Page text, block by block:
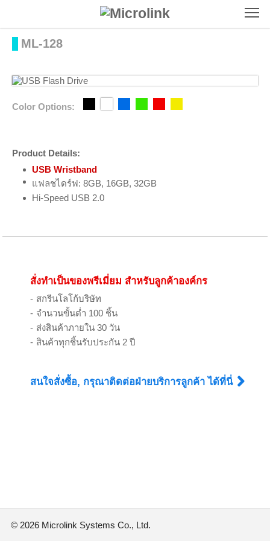
ML-128
Color Options:
Product Details:
USB Wristband
แฟลชไดร์ฟ: 8GB, 16GB, 32GB
Hi-Speed USB 2.0
สั่งทำเป็นของพรีเมี่ยม สำหรับลูกค้าองค์กร
สกรีนโลโก้บริษัท
จำนวนขั้นต่ำ 100 ชิ้น
ส่งสินค้าภายใน 30 วัน
สินค้าทุกชิ้นรับประกัน 2 ปี
สนใจสั่งซื้อ, กรุณาติดต่อฝ่ายบริการลูกค้า ได้ที่นี่
© 2026 Microlink Systems Co., Ltd.